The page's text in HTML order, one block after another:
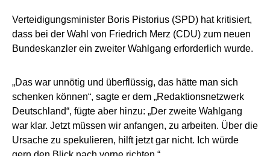
Verteidigungsminister Boris Pistorius (SPD) hat kritisiert,
dass bei der Wahl von Friedrich Merz (CDU) zum neuen
Bundeskanzler ein zweiter Wahlgang erforderlich wurde.
„Das war unnötig und überflüssig, das hätte man sich
schenken können“, sagte er dem „Redaktionsnetzwerk
Deutschland“, fügte aber hinzu: „Der zweite Wahlgang
war klar. Jetzt müssen wir anfangen, zu arbeiten. Über die
Ursache zu spekulieren, hilft jetzt gar nicht. Ich würde